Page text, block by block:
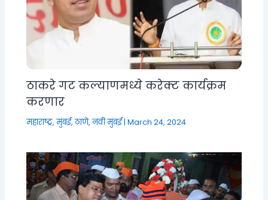
ठाकरे गट कल्याणमध्ये करेक्ट कार्यक्रम
करणार
महाराष्ट्र,मुंबई, ठाणे, नवी मुंबई|March 24, 2024